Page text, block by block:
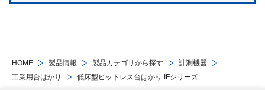
HOME 製品情報 製品カテゴリから探す
計測機器
工業用台はかり
低床型ピットレス台はかり IFシリーズ